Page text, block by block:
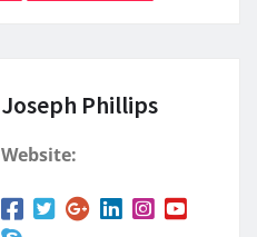
Joseph Phillips
Website: